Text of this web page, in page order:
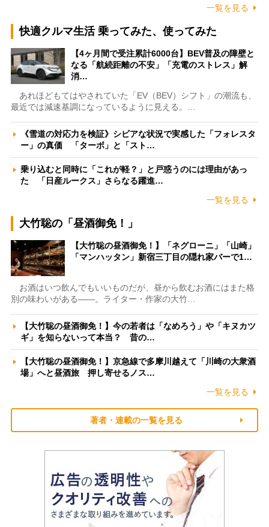
一覧を見る
快適クルマ生活 乗ってみた、使ってみた
【4ヶ月間で受注累計6000台】BEV普及の障壁と
なる「航続距離の不安」「充電のストレス」解
消…
あれほどもてはやされていた「EV（BEV）シフト」の潮流も、
最近では減速基調になっているように見える。…
《雪道の対応力を検証》シビアな状況で実感した「フォレスタ
ー」の真価 「ターボ」と「スト…
乗り込むと同時に「これが軽？」と戸惑うのには理由があっ
た 「日産ルークス」さらなる躍進…
一覧を見る
大竹聡の「昼酒御免！」
【大竹聡の昼酒御免！】「ネグローニ」「山崎」
「マンハッタン」新宿三丁目の隠れ家バーで1…
お酒はいつ飲んでもいいものだが、昼から飲むお酒にはまた格
別の味わいがある――。ライター・作家の大竹…
【大竹聡の昼酒御免！】今の若者は「なめろう」や「キヌカツ
ギ」を知らないって本当？ 昔の…
【大竹聡の昼酒御免！】京急線で多摩川越えて「川崎の大衆酒
場」へと昼酒旅 押し寄せるノス…
一覧を見る
著者・連載の一覧を見る